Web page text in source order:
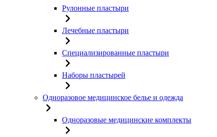
Рулонные пластыри
Лечебные пластыри
Специализированные пластыри
Наборы пластырей
Одноразовое медицинское белье и одежда
Одноразовые медицинские комплекты